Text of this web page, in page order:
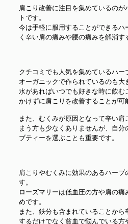
肩こり改善に注目を集めているの
トです。
今は手軽に服用することができるハ
く辛い肩の痛みや腰の痛みを解消す
クチコミでも人気を集めているハ
オーガニックで作られているのも大
水があればいつでも好きな時に飲む
かけずに肩こりを改善することが可
また、むくみが原因となって辛い
まう方も少なくありませんが、自
ブティーを選ぶことも重要です。
肩こりやむくみに効果のあるハー
す。
ローズマリーは低血圧の方や肩の
めです。
また、鉄分も含まれていることか
するだけでなく貧血で悩んでいる方